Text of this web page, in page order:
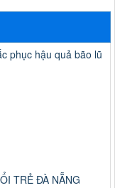
phục hậu quả bão lũ
TRẺ ĐÀ NẴNG